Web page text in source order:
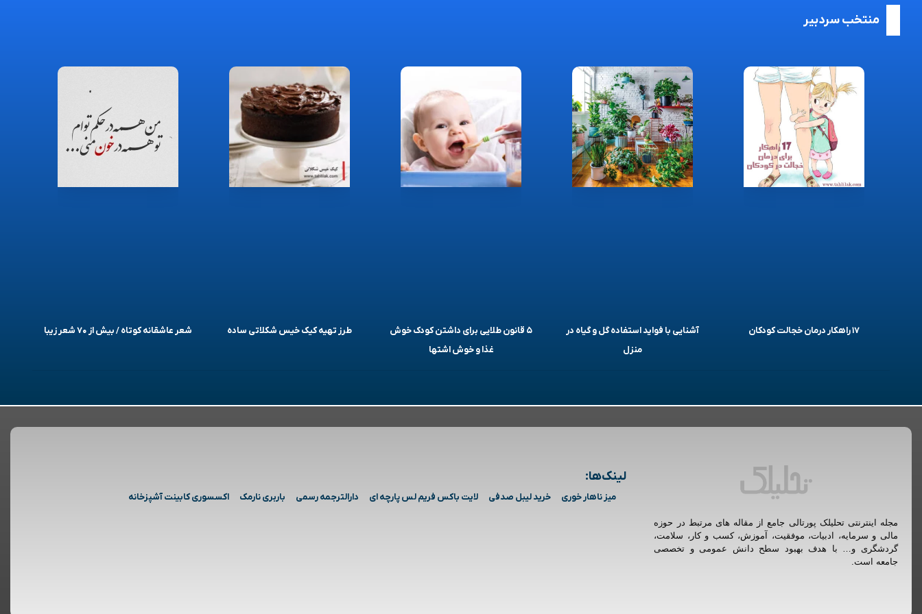
منتخب سردبیر
۱۷ راهکار درمان خجالت کودکان
آشنایی با فواید استفاده گل و گیاه در
منزل
۵ قانون طلایی برای داشتن کودک خوش
غذا و خوش اشتها
طرز تهیه کیک خیس شکلاتی ساده شعر عاشقانه کوتاه / بیش از ۷۰ شعر زیبا
مجله اینترنتی تحلیلک پورتالی جامع از مقاله های مرتبط در حوزه
مالی و سرمایه، ادبیات، موفقیت، آموزش، کسب و کار، سلامت،
گردشگری و… با هدف بهبود سطح دانش عمومی و تخصصی
جامعه است.
لینک‌ها:
میز ناهار خوری خرید لیبل صدفی لایت باکس فریم لس پارچه ای دارالترجمه رسمی باربری نارمک اکسسوری کابینت آشپزخانه